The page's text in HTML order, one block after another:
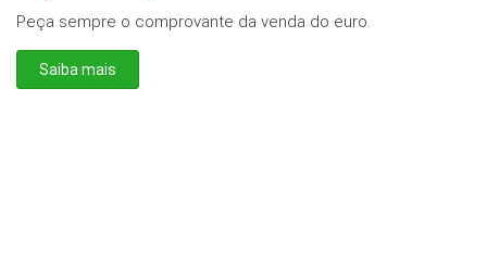
Peça sempre o comprovante da venda do euro.
Saiba mais